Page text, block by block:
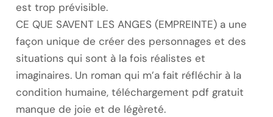
est trop prévisible.
CE QUE SAVENT LES ANGES (EMPREINTE) a une
façon unique de créer des personnages et des
situations qui sont à la fois réalistes et
imaginaires. Un roman qui m’a fait réfléchir à la
condition humaine, téléchargement pdf gratuit
manque de joie et de légèreté.